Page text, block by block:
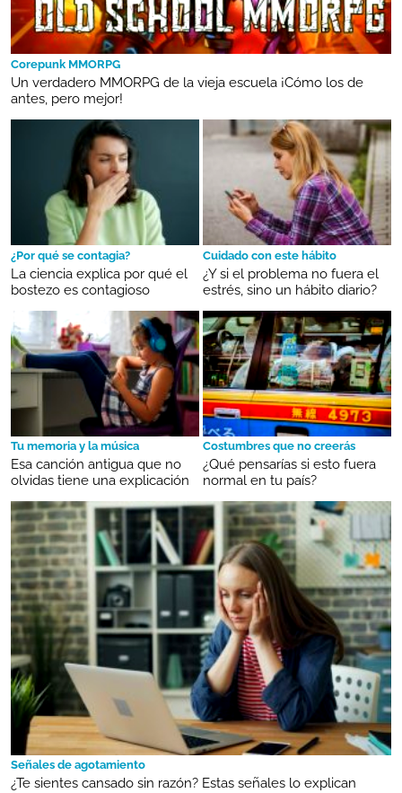
Corepunk MMORPG
Un verdadero MMORPG de la vieja escuela ¡Cómo los de
antes, pero mejor!
¿Por qué se contagia?
La ciencia explica por qué el
bostezo es contagioso
Cuidado con este hábito
¿Y si el problema no fuera el
estrés, sino un hábito diario?
Tu memoria y la música
Esa canción antigua que no
olvidas tiene una explicación
Costumbres que no creerás
¿Qué pensarías si esto fuera
normal en tu país?
Señales de agotamiento
¿Te sientes cansado sin razón? Estas señales lo explican